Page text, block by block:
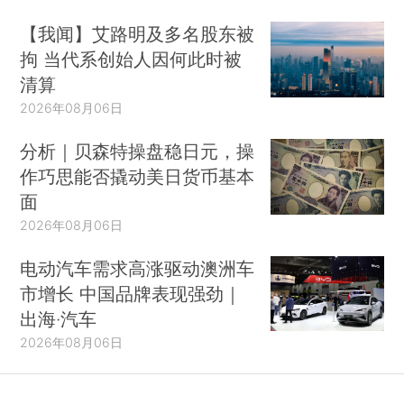
【我闻】艾路明及多名股东被
拘 当代系创始人因何此时被
清算
2026年08月06日
分析｜贝森特操盘稳日元，操
作巧思能否撬动美日货币基本
面
2026年08月06日
电动汽车需求高涨驱动澳洲车
市增长 中国品牌表现强劲｜
出海·汽车
2026年08月06日